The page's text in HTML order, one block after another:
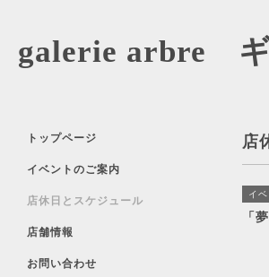
galerie arbre
店
イベ
「
トップページ
イベントのご案内
店休日とスケジュール
店舗情報
お問い合わせ